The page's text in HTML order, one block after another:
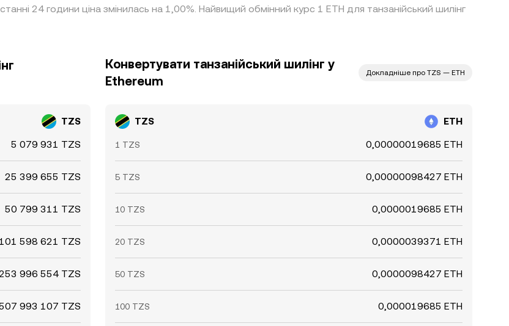
24 години ціна змінилась на 1,00%. Найвищий обмінний курс 1 ETH для танзанійський шилінг
TZS
5 079 931 TZS
25 399 655 TZS
50 799 311 TZS
101 598 621 TZS
996 554 TZS
993 107 TZS
Конвертувати танзанійський шилінг у
Ethereum
Докладніше про TZS — ETH
TZS ETH
1 TZS 0,00000019685 ETH
5 TZS 0,00000098427 ETH
10 TZS 0,0000019685 ETH
20 TZS 0,0000039371 ETH
50 TZS 0,0000098427 ETH
100 TZS 0,000019685 ETH